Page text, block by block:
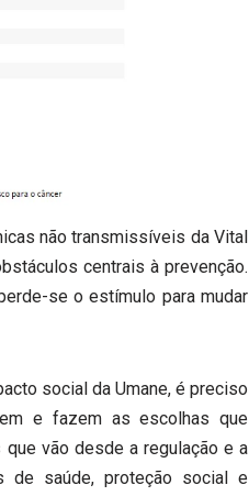
não transmissíveis da Vital
centrais à prevenção.
se o estímulo para mudar
social da Umane, é preciso
e fazem as escolhas que
vão desde a regulação e a
de saúde, proteção social e